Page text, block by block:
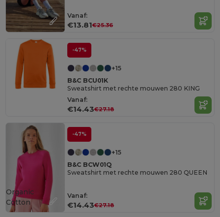
Vanaf:
€13.81€25.36
-47%
+15
B&C BCU01K
Sweatshirt met rechte mouwen 280 KING
Vanaf:
€14.43€27.18
-47%
+15
B&C BCW01Q
Sweatshirt met rechte mouwen 280 QUEEN
Vanaf:
€14.43€27.18
Organic
Cotton